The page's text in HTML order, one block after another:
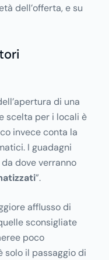
dell’offerta, e su
di una
scelta per i locali è
invece conta la
I guadagni
dove verranno
”.
afflusso di
sconsigliate
poco
solo il passaggio di